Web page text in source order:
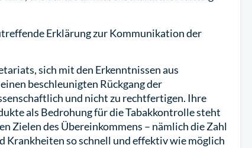
Erklärung zur Kommunikation der
sich mit den Erkenntnissen aus
beschleunigten Rückgang der
und nicht zu rechtfertigen. Ihre
als Bedrohung für die Tabakkontrolle steht
Zielen des Übereinkommens – nämlich die Zahl
Krankheiten so schnell und effektiv wie möglich